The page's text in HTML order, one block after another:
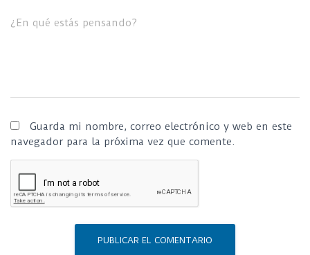
¿En qué estás pensando?
Guarda mi nombre, correo electrónico y web en este
navegador para la próxima vez que comente.